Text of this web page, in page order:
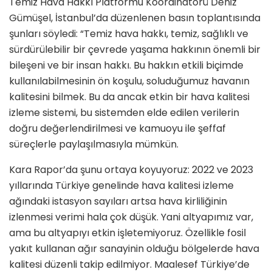
Gümüşel, İstanbul’da düzenlenen basın toplantısında
şunları söyledi: “Temiz hava hakkı, temiz, sağlıklı ve
sürdürülebilir bir çevrede yaşama hakkının önemli bir
bileşeni ve bir insan hakkı. Bu hakkın etkili biçimde
kullanılabilmesinin ön koşulu, soluduğumuz havanın
kalitesini bilmek. Bu da ancak etkin bir hava kalitesi
izleme sistemi, bu sistemden elde edilen verilerin
doğru değerlendirilmesi ve kamuoyu ile şeffaf
süreçlerle paylaşılmasıyla mümkün.
Kara Rapor’da şunu ortaya koyuyoruz: 2022 ve 2023
yıllarında Türkiye genelinde hava kalitesi izleme
ağındaki istasyon sayıları artsa hava kirliliğinin
izlenmesi verimi hala çok düşük. Yani altyapımız var,
ama bu altyapıyı etkin işletemiyoruz. Özellikle fosil
yakıt kullanan ağır sanayinin olduğu bölgelerde hava
kalitesi düzenli takip edilmiyor. Maalesef Türkiye’de